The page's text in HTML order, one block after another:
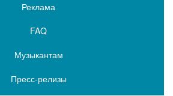
Реклама
FAQ
Музыкантам
Пресс-релизы